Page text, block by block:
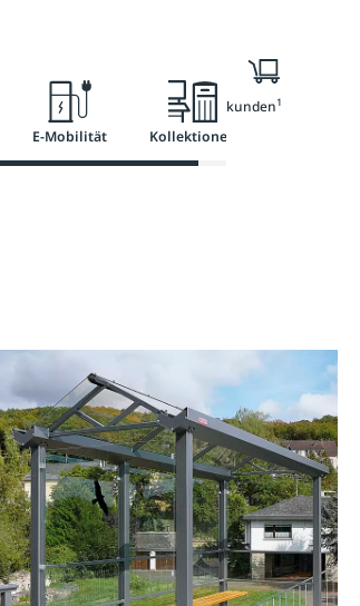
E-Mobilität Kollektionen
Nur für Geschäftskunden1